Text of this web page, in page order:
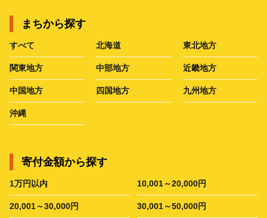
まちから探す
すべて 北海道 東北地方
関東地方 中部地方 近畿地方
中国地方 四国地方 九州地方
沖縄
寄付金額から探す
1万円以内 10,001～20,000円
20,001～30,000円 30,001～50,000円